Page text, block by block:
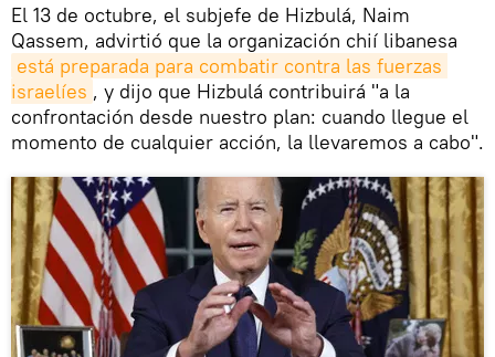
El 13 de octubre, el subjefe de Hizbulá, Naim
Qassem, advirtió que la organización chií libanesa
está preparada para combatir contra las fuerzas
israelíes , y dijo que Hizbulá contribuirá "a la
confrontación desde nuestro plan: cuando llegue el
momento de cualquier acción, la llevaremos a cabo".